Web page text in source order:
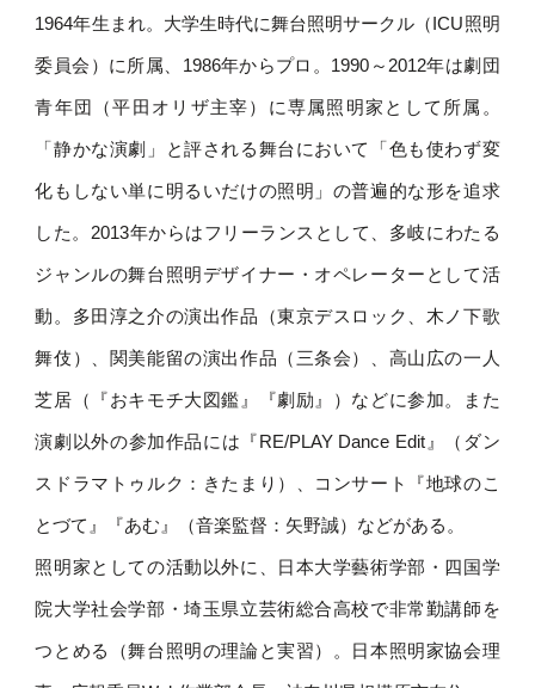
1964年生まれ。大学生時代に舞台照明サークル（ICU照明
委員会）に所属、1986年からプロ。1990～2012年は劇団
青年団（平田オリザ主宰）に専属照明家として所属。
「静かな演劇」と評される舞台において「色も使わず変
化もしない単に明るいだけの照明」の普遍的な形を追求
した。2013年からはフリーランスとして、多岐にわたる
ジャンルの舞台照明デザイナー・オペレーターとして活
動。多田淳之介の演出作品（東京デスロック、木ノ下歌
舞伎）、関美能留の演出作品（三条会）、高山広の一人
芝居（『おキモチ大図鑑』『劇励』）などに参加。また
演劇以外の参加作品には『RE/PLAY Dance Edit』（ダン
スドラマトゥルク：きたまり）、コンサート『地球のこ
とづて』『あむ』（音楽監督：矢野誠）などがある。
照明家としての活動以外に、日本大学藝術学部・四国学
院大学社会学部・埼玉県立芸術総合高校で非常勤講師を
つとめる（舞台照明の理論と実習）。日本照明家協会理